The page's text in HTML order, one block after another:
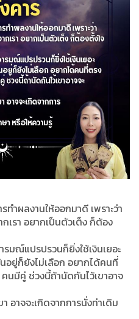
ทำผลงานให้ออกมาดี เพราะว่า
เรา อยากเป็นตัวเต็ง ก็ต้อง
รมณ์แปรปรวนก็ยิ่งใช้เงินเยอะ
ยู่ก็ยังไม่เลือก อยากได้คนที่
มีคู่ ช่วงนี้ถ้านัดกันไว้เขาอาจ
อาจจะเกิดจากการนั่งท่าเดิม